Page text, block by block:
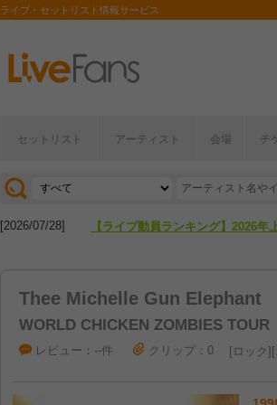
ライブ・セットリスト情報サービス
セットリスト アーティスト 会場 チ
[2026/04/27] 【フェス特集2026】フェス情報は
[2026/07/28] 【ライブ動員ランキング】2026年
[2026/07/28] 【ライブ動員ランキング】2026年
Thee Michelle Gun Elephant
WORLD CHICKEN ZOMBIES TOUR
レビュー：--件 クリップ：0 ロック